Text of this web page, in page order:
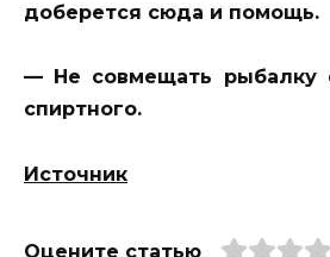
доберется сюда и помощь.
— Не совмещать рыбалку
спиртного.
Источник
Оцените статью